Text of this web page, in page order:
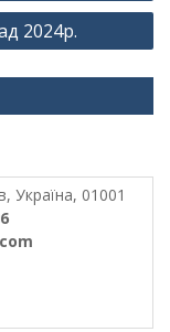
2024р.
Україна, 01001